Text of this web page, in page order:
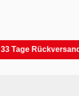
33 Tage Rückversand